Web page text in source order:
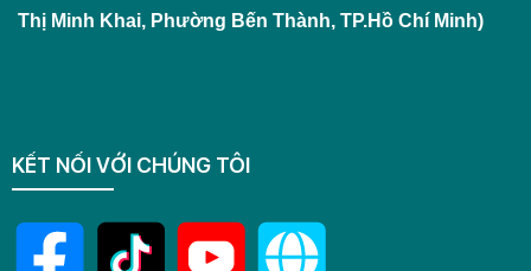
Thị Minh Khai, Phường Bến Thành, TP.Hồ Chí Minh)
KẾT NỐI VỚI CHÚNG TÔI